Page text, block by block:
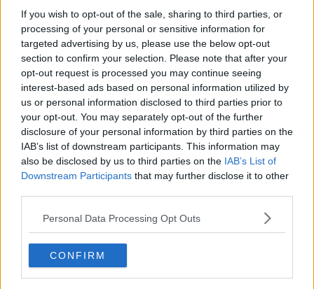
If you wish to opt-out of the sale, sharing to third parties, or
processing of your personal or sensitive information for
targeted advertising by us, please use the below opt-out
section to confirm your selection. Please note that after your
opt-out request is processed you may continue seeing
interest-based ads based on personal information utilized by
us or personal information disclosed to third parties prior to
your opt-out. You may separately opt-out of the further
disclosure of your personal information by third parties on the
IAB’s list of downstream participants. This information may
also be disclosed by us to third parties on the IAB’s List of
Downstream Participants that may further disclose it to other
Personal Data Processing Opt Outs
CONFIRM
Congressi Paradiso di Anacapri; all’interno della due giorni
organizzata da Legambiente e CNR per fare il punto sulle politiche
nazionali per le isole e le aree costiere e sulle risorse previste dal
PNRR per questi territori.
La guida racconta nel dettaglio 45 tra le più belle località balneari
della penisola, selezionate tra ben 98 comprensori turistici, sulla
base dei dati raccolti da Legambiente sulle caratteristiche
ambientali e sulla qualità dell’ospitalità, integrati con le valutazioni
espresse dai Circoli locali.
Anche quest’anno al primo posto della classifica figura la Sardegna,
Seguono Toscana e Puglia (3 comprensori in ciascuna regione),
quindi Sicilia e Campania (2 comprensori a testa) e Basilicata e
Liguria (1 comprensorio a Cinque Vele in ciascuna regione).
Il Trentino-Alto Adige riceve il maggior numero di riconoscimenti per